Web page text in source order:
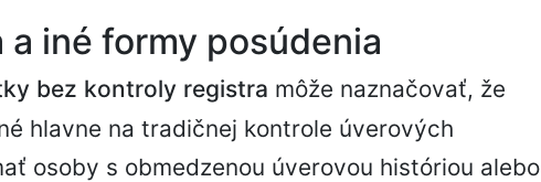
iné formy posúdenia
bez kontroly registra môže naznačovať, že
hlavne na tradičnej kontrole úverových
osoby s obmedzenou úverovou históriou alebo